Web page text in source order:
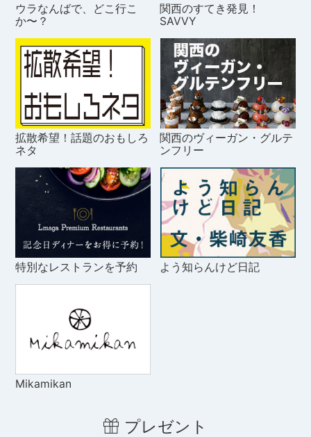
ウラなんばで、どこ行こ
か〜？
関西のすてき発見！
SAVVY
拡散希望！話題のおもしろ
ネタ
関西のヴィーガン・グルテ
ンフリー
特別なレストランを予約 よう知らんけど日記
Mikamikan
プレゼント